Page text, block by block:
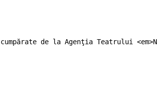
de la Agenţia Teatrului